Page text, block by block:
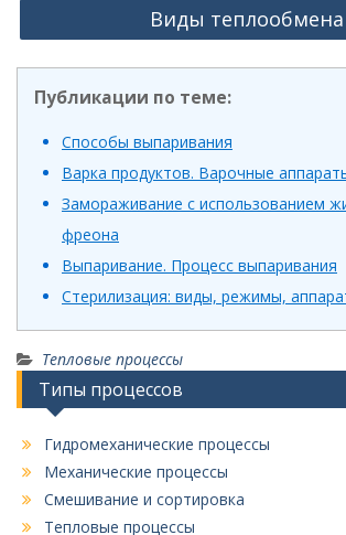
Виды теплообмена
Публикации по теме:
Способы выпаривания
Варка продуктов. Варочные
Замораживание с использованием
фреона
Выпаривание. Процесс выпаривания
Стерилизация: виды, режимы,
Тепловые процессы
Типы процессов
Гидромеханические процессы
Механические процессы
Смешивание и сортировка
Тепловые процессы